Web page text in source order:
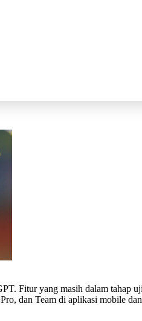
Fitur yang masih dalam tahap
dan Team di aplikasi mobile